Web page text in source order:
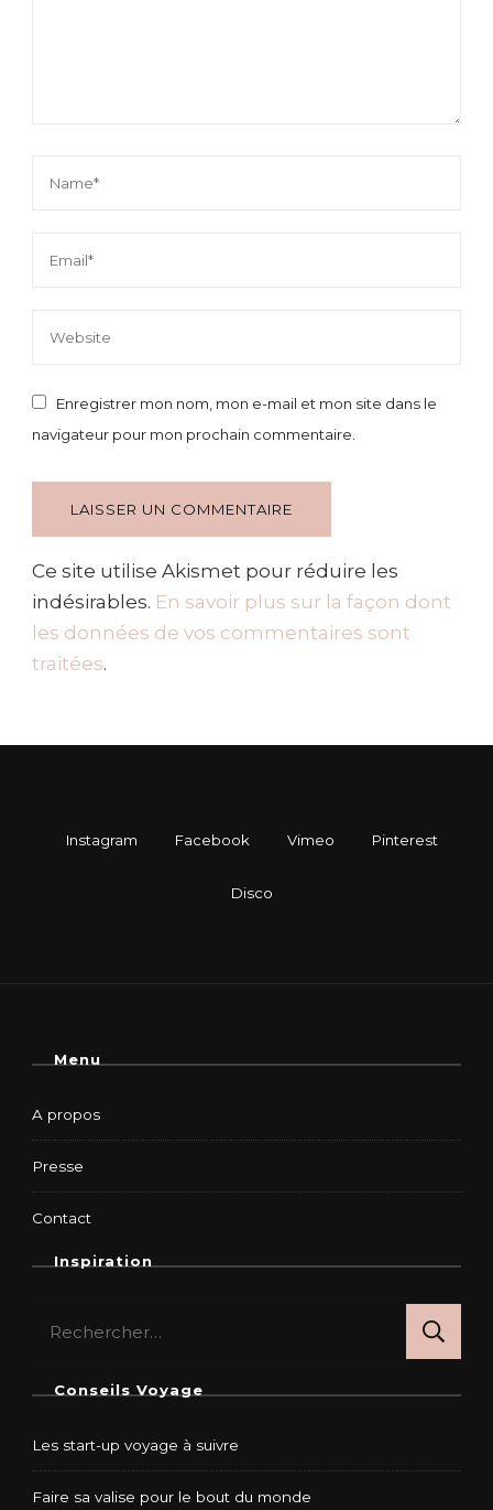
Enregistrer mon nom, mon e-mail et mon site dans le
navigateur pour mon prochain commentaire.
Ce site utilise Akismet pour réduire les
indésirables. En savoir plus sur la façon dont
les données de vos commentaires sont
traitées.
Menu
A propos
Presse
Contact
Inspiration
Conseils Voyage
Les start-up voyage à suivre
Faire sa valise pour le bout du monde